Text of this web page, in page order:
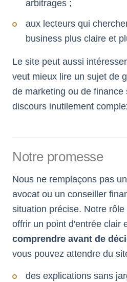
arbitrages ;
aux lecteurs qui
business plus claire et
Le site peut aussi
veut mieux lire un sujet de
de marketing ou de finance
discours inutilement
Notre promesse
Nous ne remplaçons pas
avocat ou un conseiller
situation précise. Notre
offrir un point d'entrée clair
comprendre avant de
vous pouvez attendre du
des explications sans